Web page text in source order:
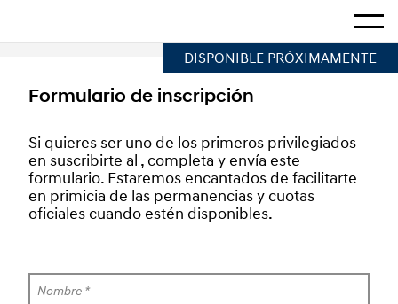
DISPONIBLE PRÓXIMAMENTE
Formulario de inscripción
Si quieres ser uno de los primeros privilegiados
en suscribirte al , completa y envía este
formulario. Estaremos encantados de facilitarte
en primicia de las permanencias y cuotas
oficiales cuando estén disponibles.
Nombre *